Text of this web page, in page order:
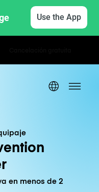
Use the App
en menos de 2